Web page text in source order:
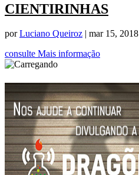
CIENTIRINHAS
porLuciano Queiroz | mar 15, 2018
consulte Mais informação